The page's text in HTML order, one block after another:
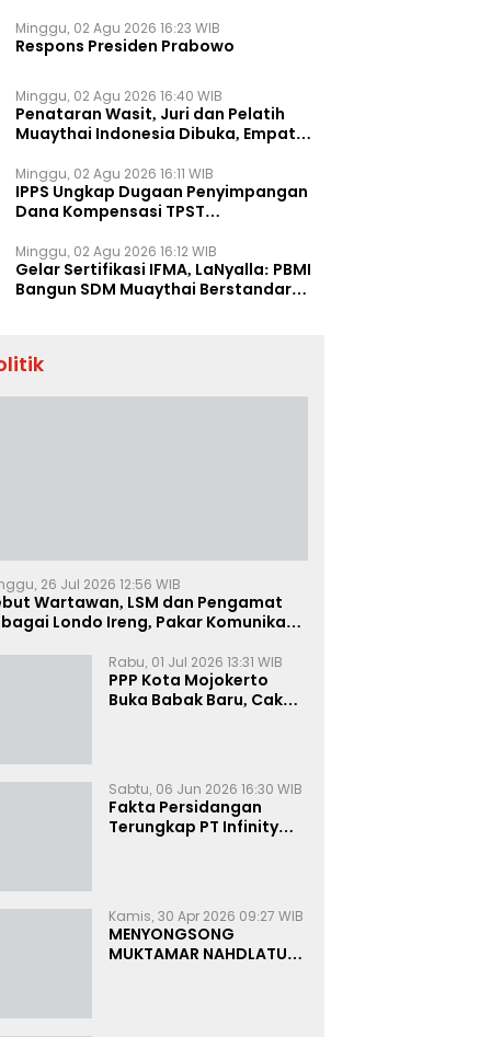
Minggu, 02 Agu 2026 16:23 WIB
Respons Presiden Prabowo
Minggu, 02 Agu 2026 16:40 WIB
Penataran Wasit, Juri dan Pelatih
Muaythai Indonesia Dibuka, Empat
Minggu, 02 Agu 2026 16:11 WIB
IPPS Ungkap Dugaan Penyimpangan
Dana Kompensasi TPST
Minggu, 02 Agu 2026 16:12 WIB
Gelar Sertifikasi IFMA, LaNyalla: PBMI
Bangun SDM Muaythai Berstandar
26 Jul 2026 12:56 WIB
Wartawan, LSM dan Pengamat
Londo Ireng, Pakar Komunikasi:
Rabu, 01 Jul 2026 13:31 WIB
PPP Kota Mojokerto
Buka Babak Baru, Cak
Sabtu, 06 Jun 2026 16:30 WIB
Fakta Persidangan
Terungkap PT Infinity
Kamis, 30 Apr 2026 09:27 WIB
MENYONGSONG
MUKTAMAR NAHDLATUL